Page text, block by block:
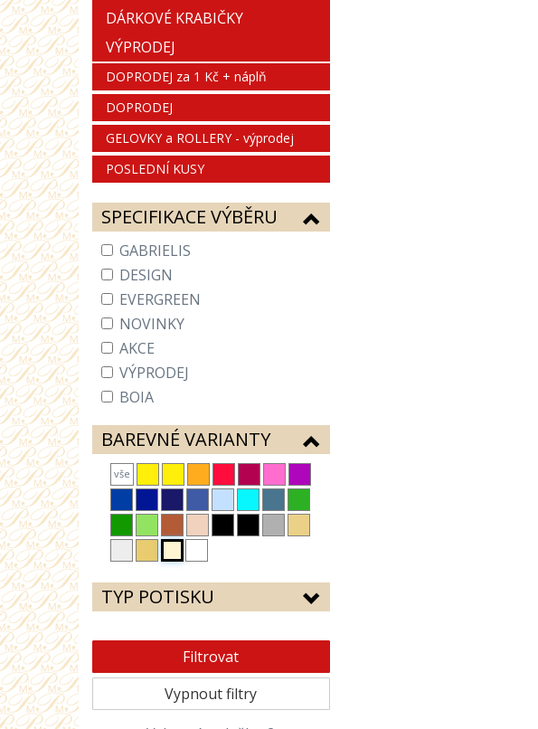
DÁRKOVÉ KRABIČKY
VÝPRODEJ
DOPRODEJ za 1 Kč + náplň
DOPRODEJ
GELOVKY a ROLLERY - výprodej
POSLEDNÍ KUSY
SPECIFIKACE VÝBĚRU
GABRIELIS
DESIGN
EVERGREEN
NOVINKY
AKCE
VÝPRODEJ
BOIA
BAREVNÉ VARIANTY
vše
TYP POTISKU
Filtrovat
Vypnout filtry